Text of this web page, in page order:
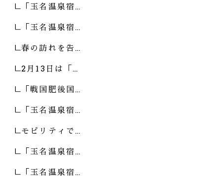
「玉名温泉宿…
「玉名温泉宿…
春の訪れを告…
2月13日は「…
「戦国肥後国…
「玉名温泉宿…
モビリティで…
「玉名温泉宿…
「玉名温泉宿…